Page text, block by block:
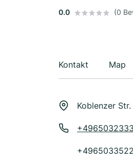
0.0 (0
Kontakt Map
Koblenzer
+4965032333